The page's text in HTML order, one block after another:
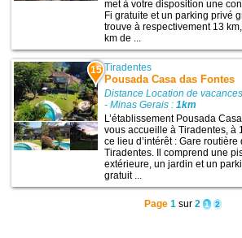
met à votre disposition une
Fi gratuite et un parking privé
trouve à respectivement 13
km de ...
15 Tiradentes
Pousada Casa das Fontes
Distance Location de
- Minas Gerais :1km
L’établissement Pousada
vous accueille à Tiradentes, à
ce lieu d’intérêt : Gare routière
Tiradentes. Il comprend une
extérieure, un jardin et un
gratuit ...
Page 1sur 2 1 2